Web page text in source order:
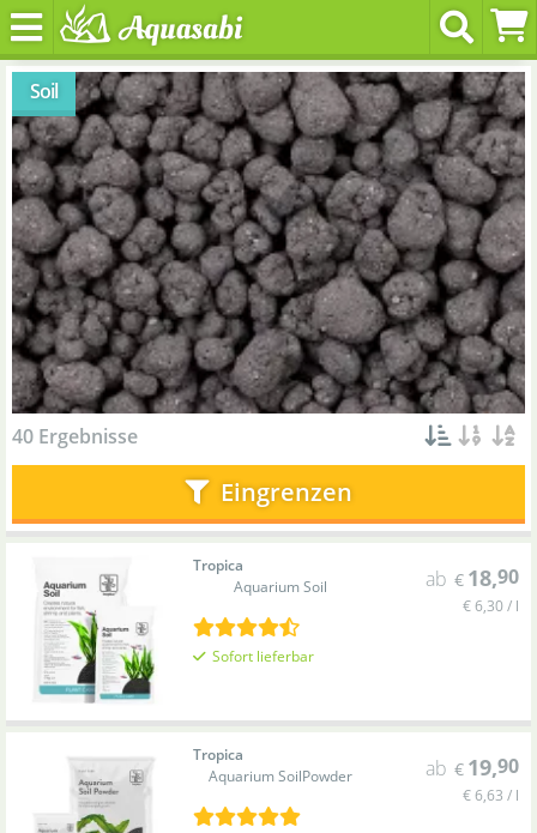
Soil
40 Ergebnisse
Eingrenzen
Tropica
Aquarium Soil
ab € 18,90
€ 6,30 / l
Sofort lieferbar
Tropica
Aquarium SoilPowder ab € 19,90
€ 6,63 / l